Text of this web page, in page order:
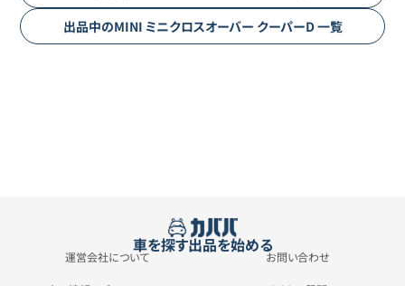
出品中のMINI ミニクロスオーバー クーパーD一覧
車を探す出品を始める
運営会社について お問い合わせ